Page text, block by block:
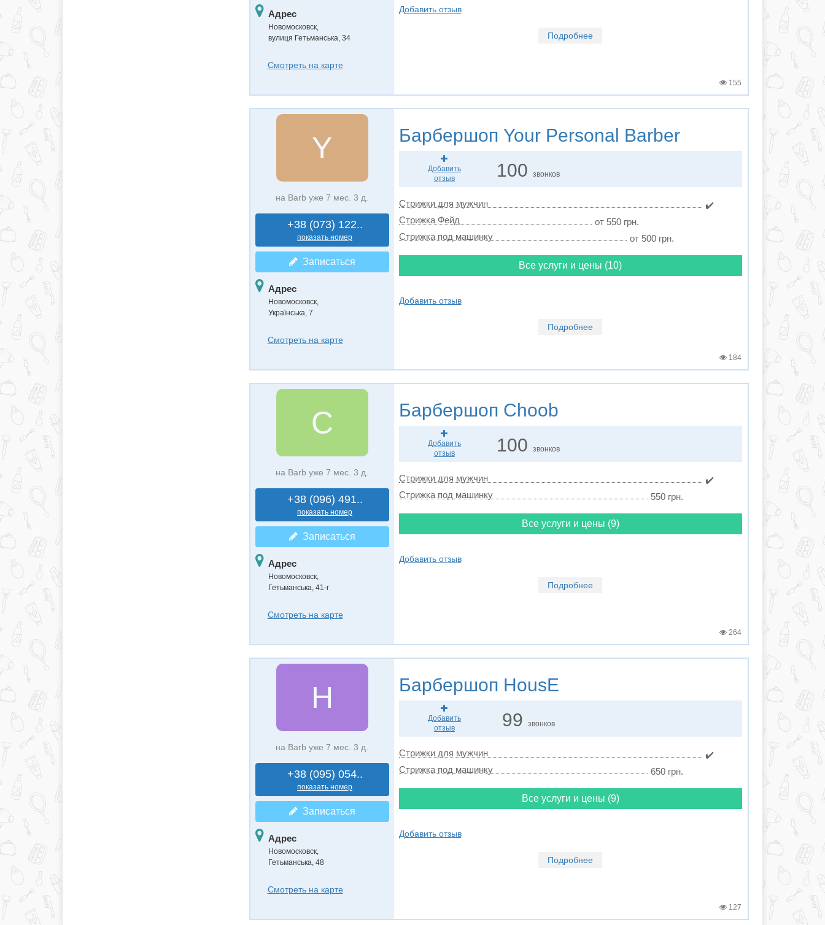
Адрес
Новомосковск,
вулиця Гетьманська, 34
Смотреть на карте
Добавить отзыв
Подробнее
155
Y
на Barb уже 7 мес. 3 д.
+38 (073) 122..
показать номер
Записаться
Адрес
Новомосковск,
Українська, 7
Смотреть на карте
Барбершоп Your Personal Barber
Добавить
отзыв
100звонков
Стрижки для мужчин
✔️
Стрижка Фейд
от 550 грн.
Стрижка под машинку
от 500 грн.
Все услуги и цены (10)
Добавить отзыв
Подробнее
184
C
на Barb уже 7 мес. 3 д.
+38 (096) 491..
показать номер
Записаться
Адрес
Новомосковск,
Гетьманська, 41-г
Смотреть на карте
Барбершоп Choob
Добавить
отзыв
100звонков
Стрижки для мужчин
✔️
Стрижка под машинку
550 грн.
Все услуги и цены (9)
Добавить отзыв
Подробнее
264
H
на Barb уже 7 мес. 3 д.
+38 (095) 054..
показать номер
Записаться
Адрес
Новомосковск,
Гетьманська, 48
Смотреть на карте
Барбершоп HousE
Добавить
отзыв
99 звонков
Стрижки для мужчин
✔️
Стрижка под машинку
650 грн.
Все услуги и цены (9)
Добавить отзыв
Подробнее
127